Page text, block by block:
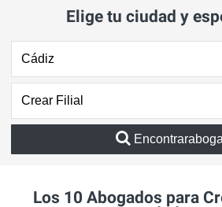
Elige tu ciudad y
Los 10 Abogados para